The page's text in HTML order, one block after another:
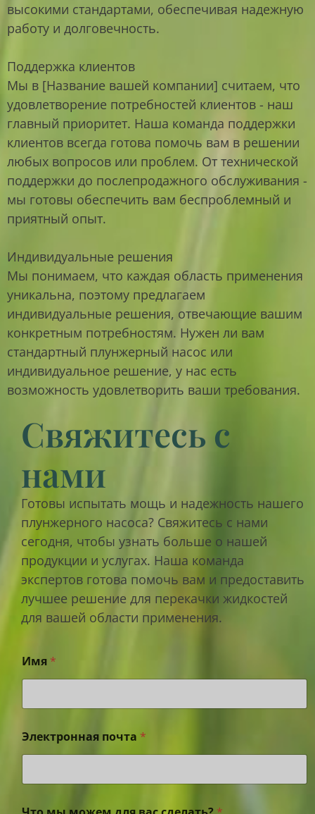
высокими стандартами, обеспечивая надежную
работу и долговечность.
Поддержка клиентов
Мы в [Название вашей компании] считаем, что
удовлетворение потребностей клиентов - наш
главный приоритет. Наша команда поддержки
клиентов всегда готова помочь вам в решении
любых вопросов или проблем. От технической
поддержки до послепродажного обслуживания -
мы готовы обеспечить вам беспроблемный и
приятный опыт.
Индивидуальные решения
Мы понимаем, что каждая область применения
уникальна, поэтому предлагаем
индивидуальные решения, отвечающие вашим
конкретным потребностям. Нужен ли вам
стандартный плунжерный насос или
индивидуальное решение, у нас есть
возможность удовлетворить ваши требования.
Свяжитесь с
нами
Готовы испытать мощь и надежность нашего
плунжерного насоса? Свяжитесь с нами
сегодня, чтобы узнать больше о нашей
продукции и услугах. Наша команда
экспертов готова помочь вам и предоставить
лучшее решение для перекачки жидкостей
для вашей области применения.
Имя *
Электронная почта *